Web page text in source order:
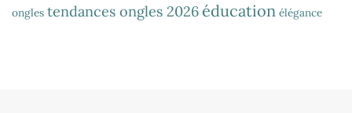
ongles tendances ongles 2026 éducation élégance